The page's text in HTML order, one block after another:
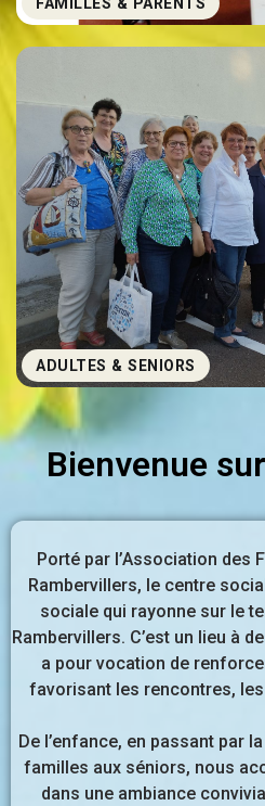
ADULTES & SENIORS
Bienvenue
Porté par l’Association des
Rambervillers, le centre
sociale qui rayonne sur le
Rambervillers. C’est un lieu à
a pour vocation de
favorisant les rencontres,
De l’enfance, en passant par
familles aux séniors, nous
dans une ambiance